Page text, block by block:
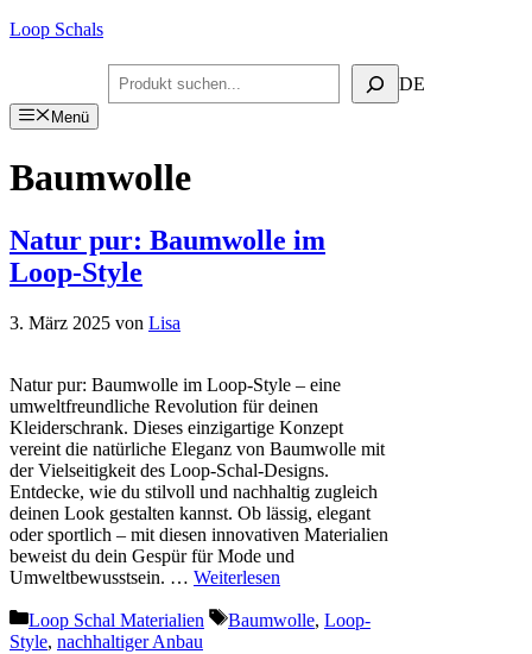
Zum
Loop Schals
Suchen DE
Menü
Baumwolle
Natur pur: Baumwolle im
Loop-Style
3. März 2025 von Lisa
Natur pur: Baumwolle im Loop-Style – eine
umweltfreundliche Revolution für deinen
Kleiderschrank. Dieses einzigartige Konzept
vereint die natürliche Eleganz von Baumwolle mit
der Vielseitigkeit des Loop-Schal-Designs.
Entdecke, wie du stilvoll und nachhaltig zugleich
deinen Look gestalten kannst. Ob lässig, elegant
oder sportlich – mit diesen innovativen Materialien
beweist du dein Gespür für Mode und
Umweltbewusstsein. … Weiterlesen
Kategorien
Loop Schal Materialien Schlagwörter
Baumwolle, Loop-
Style, nachhaltiger Anbau